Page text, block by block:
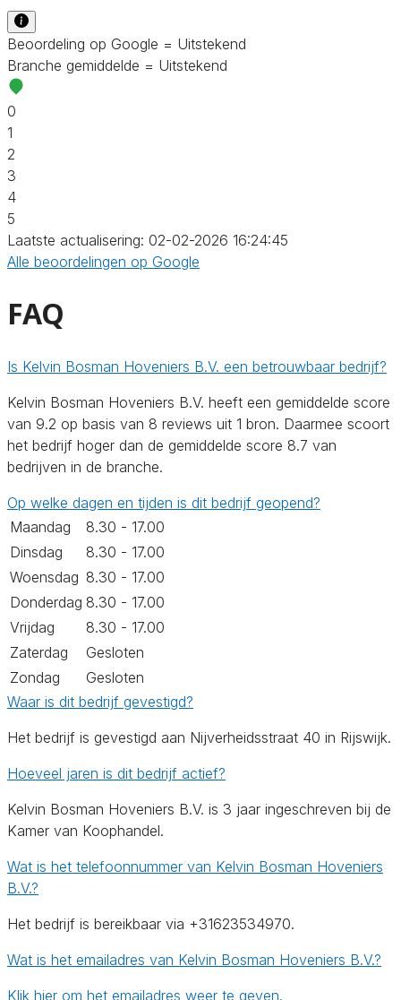
Beoordeling op Google = Uitstekend
Branche gemiddelde = Uitstekend
0
1
2
3
4
5
Laatste actualisering: 02-02-2026 16:24:45
Alle beoordelingen op Google
FAQ
Is Kelvin Bosman Hoveniers B.V. een betrouwbaar bedrijf?
Kelvin Bosman Hoveniers B.V. heeft een gemiddelde score
van 9.2 op basis van 8 reviews uit 1 bron. Daarmee scoort
het bedrijf hoger dan de gemiddelde score 8.7 van
bedrijven in de branche.
Op welke dagen en tijden is dit bedrijf geopend?
Maandag
8.30 - 17.00
Dinsdag
8.30 - 17.00
Woensdag 8.30 - 17.00
Donderdag 8.30 - 17.00
Vrijdag
8.30 - 17.00
Zaterdag
Gesloten
Zondag
Gesloten
Waar is dit bedrijf gevestigd?
Het bedrijf is gevestigd aan Nijverheidsstraat 40 in Rijswijk.
Hoeveel jaren is dit bedrijf actief?
Kelvin Bosman Hoveniers B.V. is 3 jaar ingeschreven bij de
Kamer van Koophandel.
Wat is het telefoonnummer van Kelvin Bosman Hoveniers
B.V.?
Het bedrijf is bereikbaar via +31623534970.
Wat is het emailadres van Kelvin Bosman Hoveniers B.V.?
Klik hier om het emailadres weer te geven.